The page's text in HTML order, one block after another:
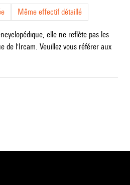
Même effectif détaillé
elle ne reflète pas les
de l'Ircam. Veuillez vous référer aux